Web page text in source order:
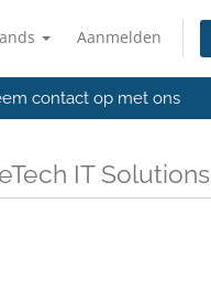
Aanmelden
contact op met ons
IT Solutions